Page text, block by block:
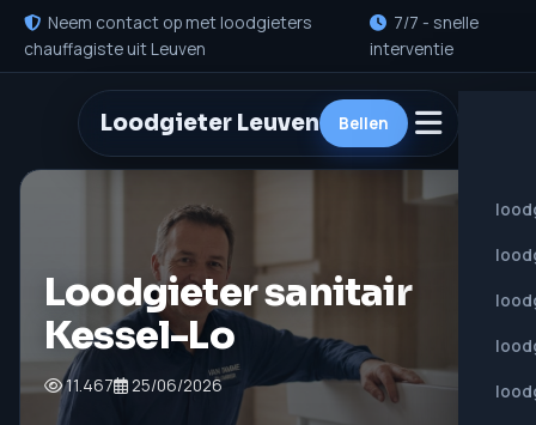
Neem contact op met loodgieters
chauffagiste uit Leuven
7/7 - snelle
interventie
Loodgieter Leuven Bellen
Loodgieter sanitair
Kessel-Lo
11.467 25/06/2026